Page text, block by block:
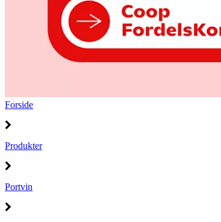
Forside
Produkter
Portvin